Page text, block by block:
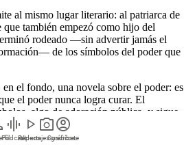
graphic_eq
Pódcast
play_arrow
Videos
photo_camera
Reportajes gráficos
account_circle
Suscríbete
al mismo lugar literario: al patriarca de
también empezó como hijo del
rodeado —sin advertir jamás el
de los símbolos del poder que
el fondo, una novela sobre el poder: es
el poder nunca logra curar. El
algo de adoración pública, y sigue,
solo —porque lo que perseguía nunca
y el poder resultó ser un sustituto